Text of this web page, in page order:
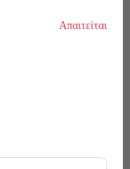
Απαιτείται